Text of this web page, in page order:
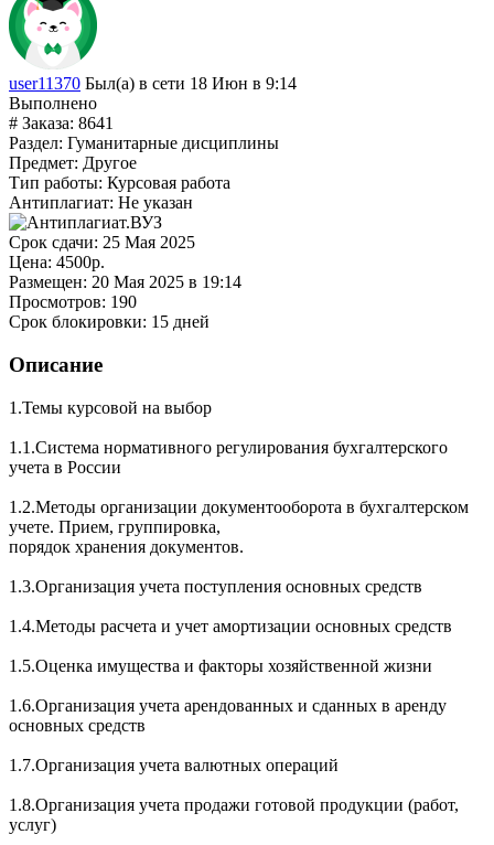
user11370 Был(а) в сети 18 Июн в 9:14
Выполнено
# Заказа: 8641
Раздел: Гуманитарные дисциплины
Предмет: Другое
Тип работы: Курсовая работа
Антиплагиат: Не указан
Срок сдачи: 25 Мая 2025
Цена: 4500р.
Размещен: 20 Мая 2025 в 19:14
Просмотров: 190
Срок блокировки: 15 дней
Описание
1.Темы курсовой на выбор
1.1.Система нормативного регулирования бухгалтерского
учета в России
1.2.Методы организации документооборота в бухгалтерском
учете. Прием, группировка,
порядок хранения документов.
1.3.Организация учета поступления основных средств
1.4.Методы расчета и учет амортизации основных средств
1.5.Оценка имущества и факторы хозяйственной жизни
1.6.Организация учета арендованных и сданных в аренду
основных средств
1.7.Организация учета валютных операций
1.8.Организация учета продажи готовой продукции (работ,
услуг)